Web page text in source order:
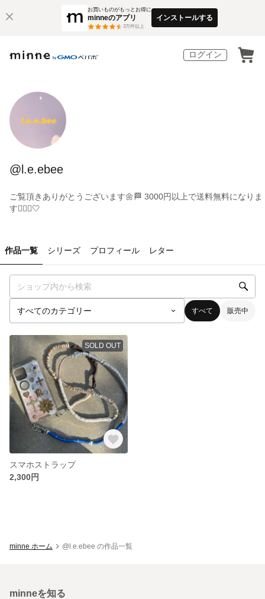
お買いものがもっとお得に
minneのアプリ
3万件以上
インストールする
ログイン
@l.e.ebee
ご覧頂きありがとうございます🌼🏁 3000円以上で送料無料になりま
す🙇🏼‍♀️🤍
作品一覧 シリーズ プロフィール レター
すべて 販売中
SOLD OUT
スマホストラップ
2,300円
minne ホーム @l.e.ebee の作品一覧
minneを知る